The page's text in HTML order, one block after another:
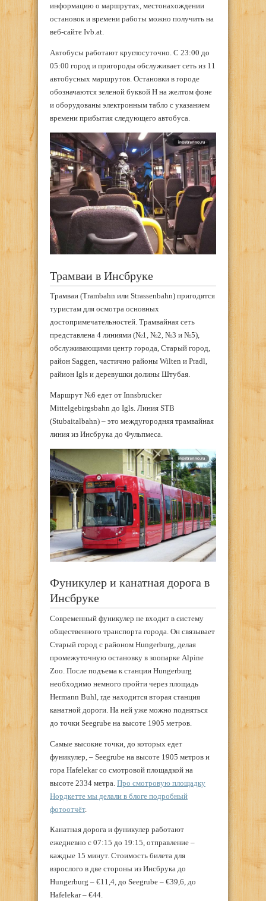
информацию о маршрутах, местонахождении
остановок и времени работы можно получить на
веб-сайте Ivb.at.
Автобусы работают круглосуточно. С 23:00 до
05:00 город и пригороды обслуживает сеть из 11
автобусных маршрутов. Остановки в городе
обозначаются зеленой буквой Н на желтом фоне
и оборудованы электронным табло с указанием
времени прибытия следующего автобуса.
Трамваи в Инсбруке
Трамваи (Trambahn или Strassenbahn) пригодятся
туристам для осмотра основных
достопримечательностей. Трамвайная сеть
представлена 4 линиями (№1, №2, №3 и №5),
обслуживающими центр города, Старый город,
район Saggen, частично районы Wilten и Pradl,
райион Igls и деревушки долины Штубая.
Маршрут №6 едет от Innsbrucker
Mittelgebirgsbahn до Igls. Линия STB
(Stubaitalbahn) – это междугородняя трамвайная
линия из Инсбрука до Фульпмеса.
Фуникулер и канатная дорога в
Инсбруке
Современный фуникулер не входит в систему
общественного транспорта города. Он связывает
Старый город с районом Hungerburg, делая
промежуточную остановку в зоопарке Alpine
Zoo. После подъема к станции Hungerburg
необходимо немного пройти через площадь
Hermann Buhl, где находится вторая станция
канатной дороги. На ней уже можно подняться
до точки Seegrube на высоте 1905 метров.
Самые высокие точки, до которых едет
фуникулер, – Seegrube на высоте 1905 метров и
гора Hafelekar со смотровой площадкой на
высоте 2334 метра. Про смотровую площадку
Нордкетте мы делали в блоге подробный
фотоотчёт.
Канатная дорога и фуникулер работают
ежедневно с 07:15 до 19:15, отправление –
каждые 15 минут. Стоимость билета для
взрослого в две стороны из Инсбрука до
Hungerburg – €11,4, до Seegrube – €39,6, до
Hafelekar – €44.